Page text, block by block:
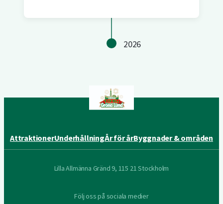
2026
AttraktionerUnderhållningÅr för årByggnader & områden
Lilla Allmänna Gränd 9, 115 21 Stockholm
Följ oss på sociala medier